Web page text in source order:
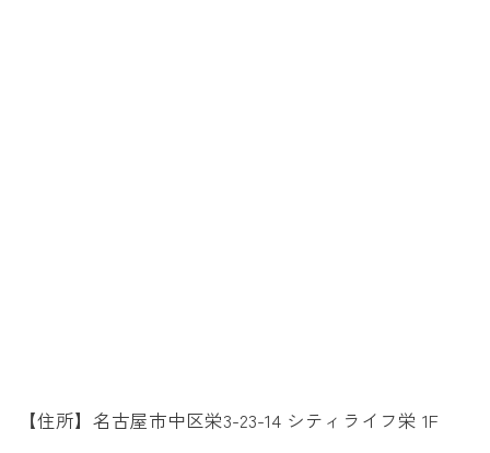
【住所】名古屋市中区栄3-23-14 シティライフ栄 1F